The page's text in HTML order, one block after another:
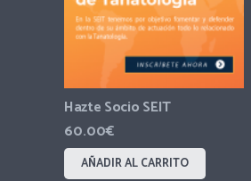
Hazte Socio SEIT
60.00€
AÑADIR AL CARRITO